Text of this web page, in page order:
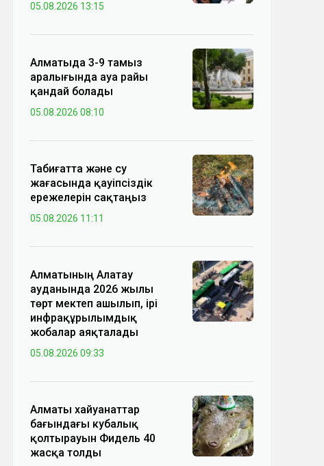
05.08.2026 13:15
Алматыда 3-9 тамыз
аралығында ауа райы
қандай болады
05.08.2026 08:10
Табиғатта және су
жағасында қауіпсіздік
ережелерін сақтаңыз
05.08.2026 11:11
Алматының Алатау
ауданында 2026 жылы
төрт мектеп ашылып, ірі
инфрақұрылымдық
жобалар аяқталады
05.08.2026 09:33
Алматы хайуанаттар
бағындағы кубалық
қолтырауын Фидель 40
жасқа толды